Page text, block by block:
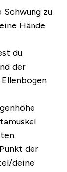
Schwung zu
Hände
du
der
der
deine